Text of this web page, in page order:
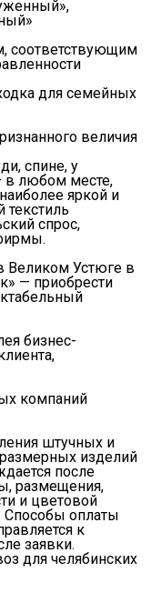
для семейных
величия
спине, у
в любом месте,
яркой и
спрос,
Великом Устюге в
— приобрести
бизнес-
компаний
штучных и
изделий
после
размещения,
и цветовой
оплаты
к
заявки.
для челябинских